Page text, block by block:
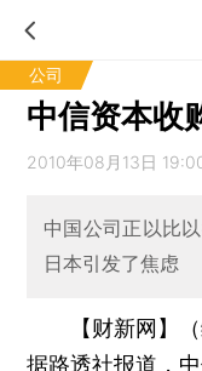
公司
中信资本收
2010年08月13日
中国公司正以比
日本引发了焦虑
【财新网】
据路透社报道，